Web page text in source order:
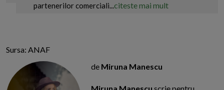
partenerilor comerciali...citeste mai mult
Sursa: ANAF
de Miruna Manescu